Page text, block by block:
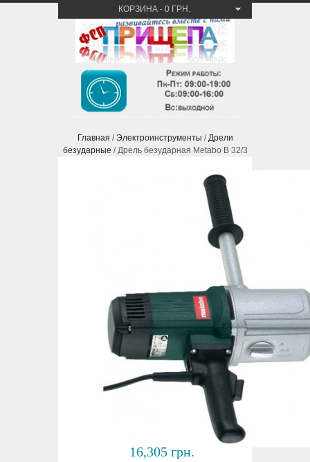
КОРЗИНА - 0 ГРН.
Главная /Электроинструменты /Дрели
безударные / Дрель безударная Metabo B 32/3
Дрель безударная
16,305 грн.